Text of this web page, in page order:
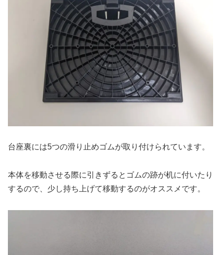
台座裏には5つの滑り止めゴムが取り付けられています。
本体を移動させる際に引きずるとゴムの跡が机に付いたり
するので、少し持ち上げて移動するのがオススメです。